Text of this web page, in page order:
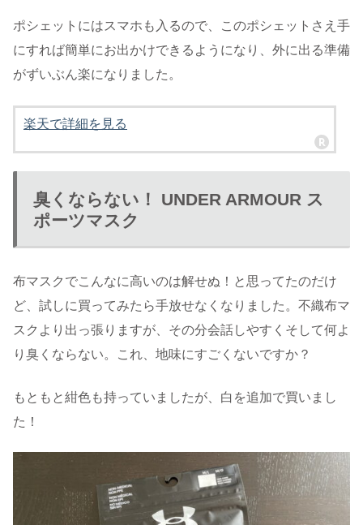
ポシェットにはスマホも入るので、このポシェットさえ手
にすれば簡単にお出かけできるようになり、外に出る準備
がずいぶん楽になりました。
楽天で詳細を見る
臭くならない！ UNDER ARMOUR ス
ポーツマスク
布マスクでこんなに高いのは解せぬ！と思ってたのだけ
ど、試しに買ってみたら手放せなくなりました。不織布マ
スクより出っ張りますが、その分会話しやすくそして何よ
り臭くならない。これ、地味にすごくないですか？
もともと紺色も持っていましたが、白を追加で買いまし
た！